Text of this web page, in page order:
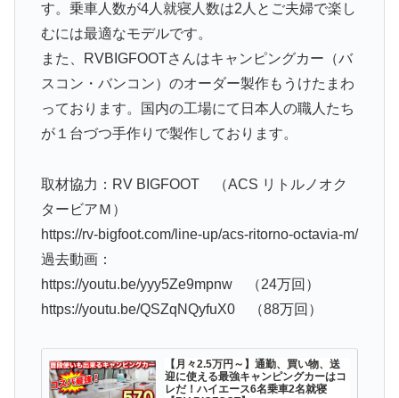
す。乗車人数が4人就寝人数は2人とご夫婦で楽し
むには最適なモデルです。
また、RVBIGFOOTさんはキャンピングカー（バ
スコン・バンコン）のオーダー製作もうけたまわ
っております。国内の工場にて日本人の職人たち
が１台づつ手作りで製作しております。
取材協力：RV BIGFOOT （ACS リトルノオク
タービアＭ）
https://rv-bigfoot.com/line-up/acs-ritorno-octavia-m/
過去動画：
https://youtu.be/yyy5Ze9mpnw （24万回）
https://youtu.be/QSZqNQyfuX0 （88万回）
【月々2.5万円～】通勤、買い物、送
迎に使える最強キャンピングカーはコ
レだ！ハイエース6名乗車2名就寝